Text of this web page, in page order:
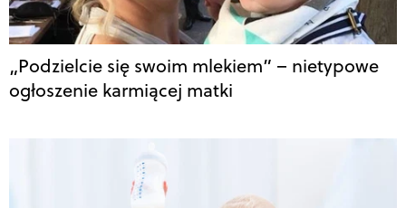
„Podzielcie się swoim mlekiem” – nietypowe
ogłoszenie karmiącej matki